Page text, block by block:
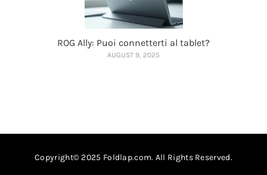
ROG Ally: Puoi connetterti al tablet?
AUGUST 9, 2025
Copyright© 2025 Foldlap.com. All Rights Reserved.